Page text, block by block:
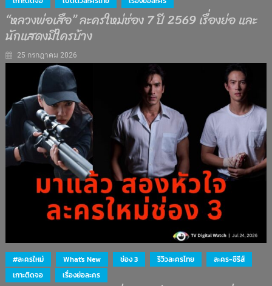
“หลวงพ่อเสือ” ละครใหม่ช่อง 7 ปี 2569 เรื่องย่อ และ
นักแสดงมีใครบ้าง
25 กรกฎาคม 2026
#ละครใหม่ What's New ช่อง 3 รีวิวละครไทย
ละคร-ซีรีส์
เกาะติดจอ
เรื่องย่อละคร